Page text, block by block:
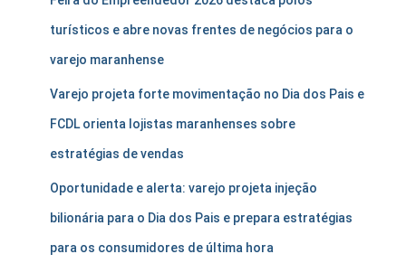
turísticos e abre novas frentes de negócios para o
varejo maranhense
Varejo projeta forte movimentação no Dia dos Pais e
FCDL orienta lojistas maranhenses sobre
estratégias de vendas
Oportunidade e alerta: varejo projeta injeção
bilionária para o Dia dos Pais e prepara estratégias
para os consumidores de última hora